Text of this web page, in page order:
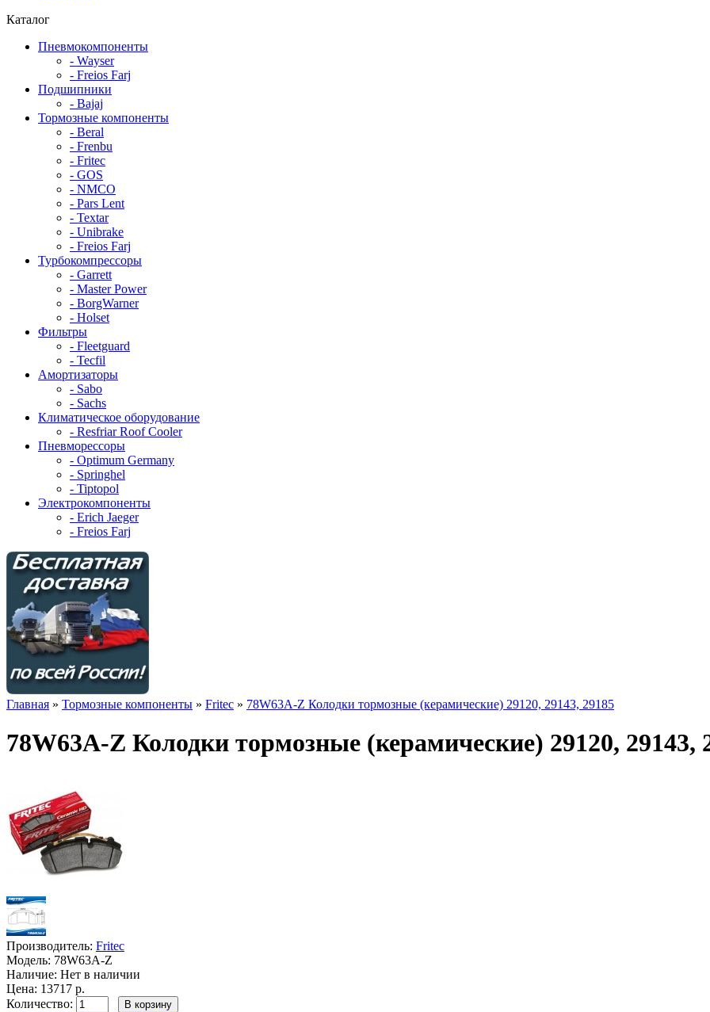
Каталог
Пневмокомпоненты
- Wayser
- Freios Farj
Подшипники
- Bajaj
Тормозные компоненты
- Beral
- Frenbu
- Fritec
- GOS
- NMCO
- Pars Lent
- Textar
- Unibrake
- Freios Farj
Турбокомпрессоры
- Garrett
- Master Power
- BorgWarner
- Holset
Фильтры
- Fleetguard
- Tecfil
Амортизаторы
- Sabo
- Sachs
Климатическое оборудование
- Resfriar Roof Cooler
Пневморессоры
- Optimum Germany
- Springhel
- Tiptopol
Электрокомпоненты
- Erich Jaeger
- Freios Farj
Главная » Тормозные компоненты » Fritec » 78W63A-Z Колодки тормозные (керамические) 29120, 29143, 29185
78W63A-Z Колодки тормозные (керамические) 29120, 29143,
Производитель: Fritec
Модель: 78W63A-Z
Наличие: Нет в наличии
Цена: 13717 р.
Количество: